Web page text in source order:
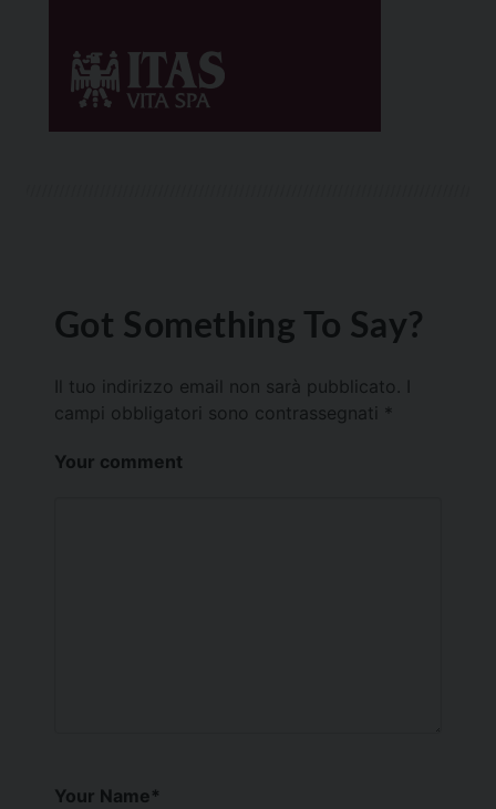
Got Something To Say?
Il tuo indirizzo email non sarà pubblicato.
campi obbligatori sono contrassegnati *
Your comment
Your Name*